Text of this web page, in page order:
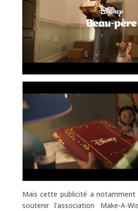
Mais cette publicité a
soutenir l’association Make-A-